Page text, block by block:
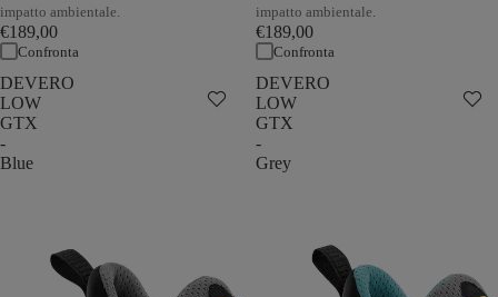
impatto ambientale.
€189,00
Confronta
impatto ambientale.
€189,00
Confronta
DEVERO
LOW
GTX
-
Blue
DEVERO
LOW
GTX
-
Grey